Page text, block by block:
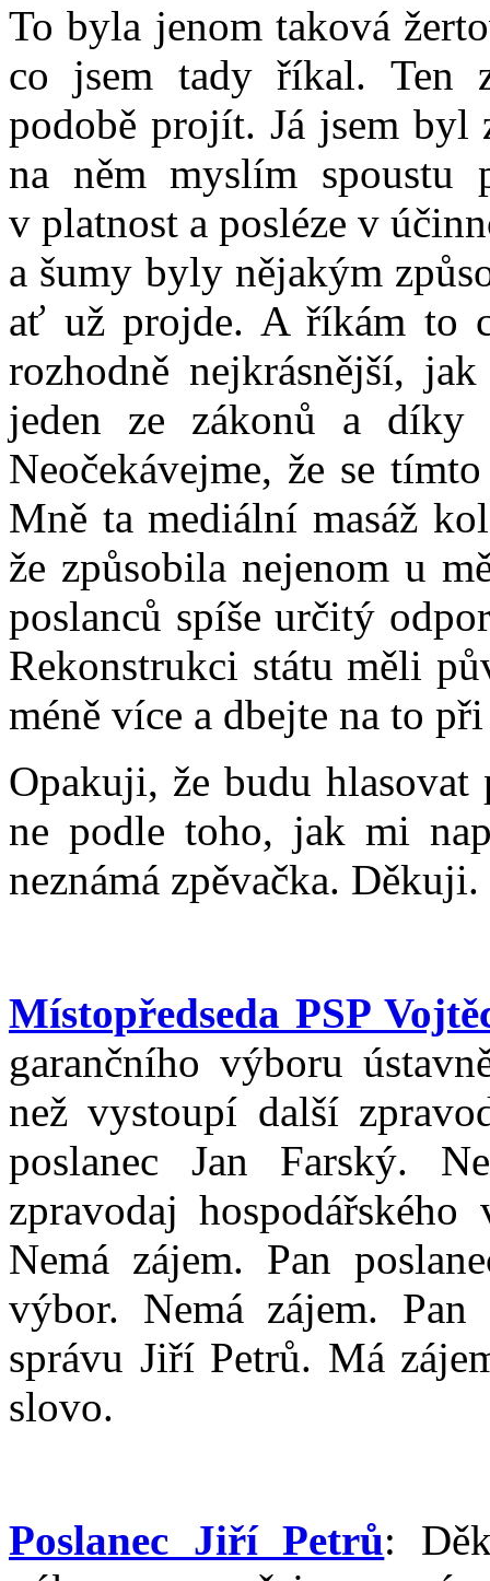
To byla jenom taková
co jsem tady říkal. Ten
podobě projít. Já jsem byl
na něm myslím spoustu
v platnost a posléze v
a šumy byly nějakým
ať už projde. A říkám to
rozhodně nejkrásnější,
jeden ze zákonů a díky
Neočekávejme, že se
Mně ta mediální masáž
že způsobila nejenom u
poslanců spíše určitý
Rekonstrukci státu měli
méně více a dbejte na to
Opakuji, že budu hlasovat
ne podle toho, jak mi
neznámá zpěvačka.
Místopředseda PSP
garančního výboru
než vystoupí další
poslanec Jan Farský.
zpravodaj
Nemá zájem. Pan
výbor. Nemá zájem.
správu Jiří Petrů. Má
slovo.
Poslanec Jiří Petrů: